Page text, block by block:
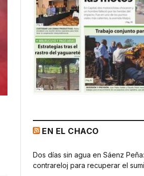
EN EL CHACO
Dos días sin agua en Sáenz
contrareloj para recuperar el